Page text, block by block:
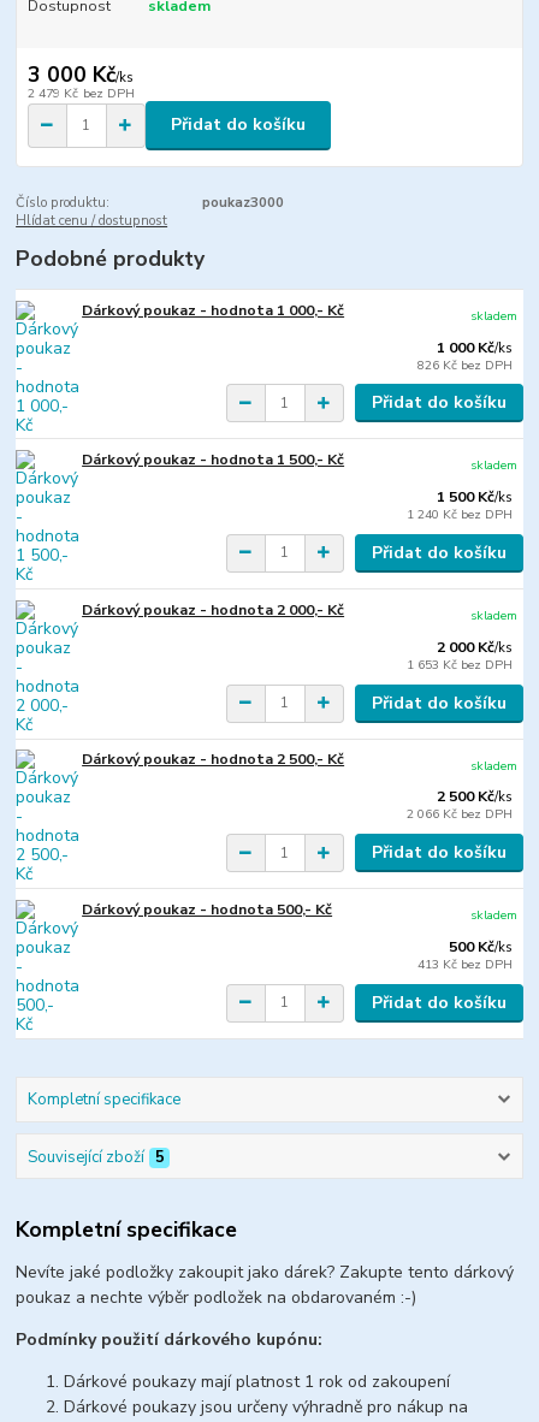
Dostupnost skladem
3 000 Kč/ks
2 479 Kč bez DPH
Přidat do košíku
Číslo produktu:
poukaz3000
Hlídat cenu / dostupnost
Podobné produkty
Dárkový poukaz - hodnota 1 000,- Kč
1 000 Kč/ks
826 Kč bez DPH
skladem
Přidat do košíku
Dárkový poukaz - hodnota 1 500,- Kč
1 500 Kč/ks
1 240 Kč bez DPH
skladem
Přidat do košíku
Dárkový poukaz - hodnota 2 000,- Kč
2 000 Kč/ks
1 653 Kč bez DPH
skladem
Přidat do košíku
Dárkový poukaz - hodnota 2 500,- Kč
2 500 Kč/ks
2 066 Kč bez DPH
skladem
Přidat do košíku
Dárkový poukaz - hodnota 500,- Kč
500 Kč/ks
413 Kč bez DPH
skladem
Přidat do košíku
Kompletní specifikace
Související zboží 5
Kompletní specifikace
Nevíte jaké podložky zakoupit jako dárek? Zakupte tento dárkový
poukaz a nechte výběr podložek na obdarovaném :-)
Podmínky použití dárkového kupónu:
Dárkové poukazy mají platnost 1 rok od zakoupení
Dárkové poukazy jsou určeny výhradně pro nákup na